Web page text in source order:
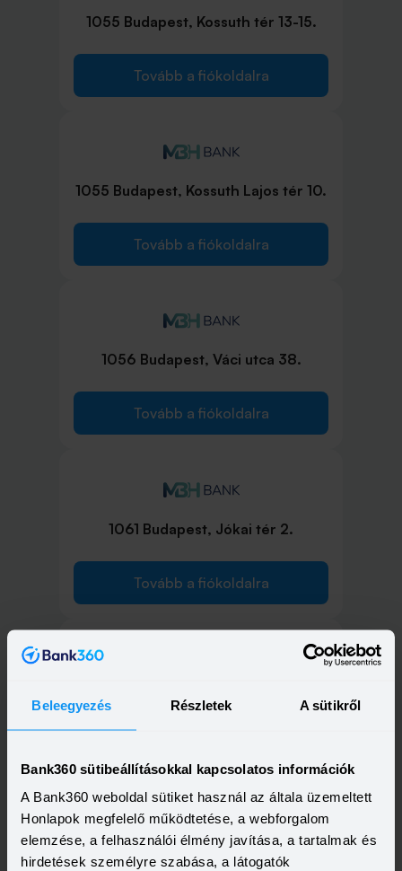
Beleegyezés Részletek A sütikről
Bank360 sütibeállításokkal kapcsolatos információk
A Bank360 weboldal sütiket használ az általa üzemeltett
Honlapok megfelelő működtetése, a webforgalom
elemzése, a felhasználói élmény javítása, a tartalmak és
hirdetések személyre szabása, a látogatók
1055 Budapest, Kossuth tér 13-15.
Tovább a fiókoldalra
1055 Budapest, Kossuth Lajos tér 10.
Tovább a fiókoldalra
1056 Budapest, Váci utca 38.
Tovább a fiókoldalra
1061 Budapest, Jókai tér 2.
Tovább a fiókoldalra
1065 Budapest, Bajcsy Zsilinszky út
Tovább a fiókoldalra